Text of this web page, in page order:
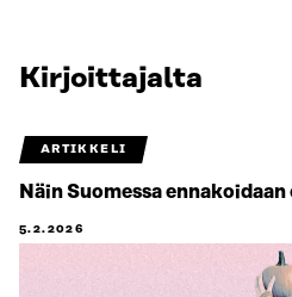
Kirjoittajalta
ARTIKKELI
Näin Suomessa
5.2.2026